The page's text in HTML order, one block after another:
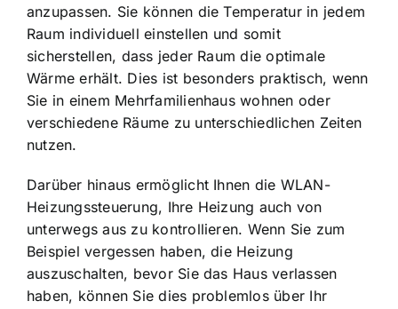
anzupassen. Sie können die Temperatur in jedem
Raum individuell einstellen und somit
sicherstellen, dass jeder Raum die optimale
Wärme erhält. Dies ist besonders praktisch, wenn
Sie in einem Mehrfamilienhaus wohnen oder
verschiedene Räume zu unterschiedlichen Zeiten
nutzen.
Darüber hinaus ermöglicht Ihnen die WLAN-
Heizungssteuerung, Ihre Heizung auch von
unterwegs aus zu kontrollieren. Wenn Sie zum
Beispiel vergessen haben, die Heizung
auszuschalten, bevor Sie das Haus verlassen
haben, können Sie dies problemlos über Ihr